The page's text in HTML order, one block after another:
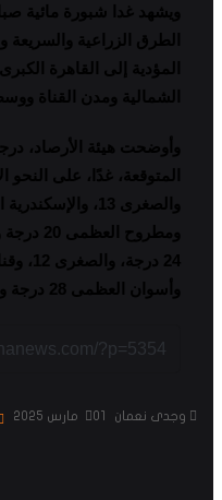
ويشهد غدا شبورة مائية
الطرق الزراعية
المؤدية إلى القاهرة
الشمالية ومدن القناة
وأوضحت هيئة الأرصاد،
وأسوان العظمى 28 درجة والصغرى 14 درجة
وجدى نعمان 01 مارس 2025